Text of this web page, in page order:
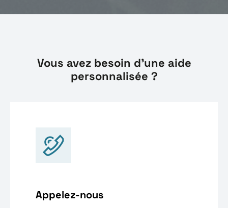
Vous avez besoin d'une aide
personnalisée ?
Appelez-nous